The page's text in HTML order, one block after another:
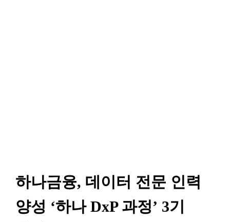
하나금융, 데이터 전문 인력
양성 ‘하나 DxP 과정’ 3기